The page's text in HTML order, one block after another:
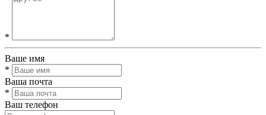
*
Ваше имя
*
Ваша почта
*
Ваш телефон